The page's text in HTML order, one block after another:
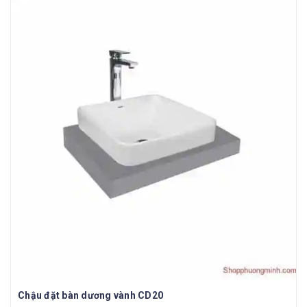
Chậu đặt bàn dương vành CD20